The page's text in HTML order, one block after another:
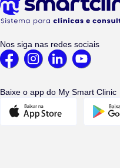
Nos siga nas redes sociais
Baixe o app do My Smart Clinic